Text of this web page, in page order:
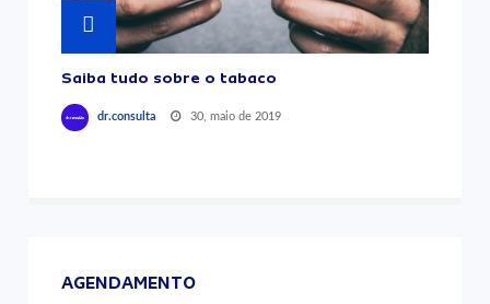
Saiba tudo sobre o tabaco
dr.consulta 30, maio de 2019
AGENDAMENTO